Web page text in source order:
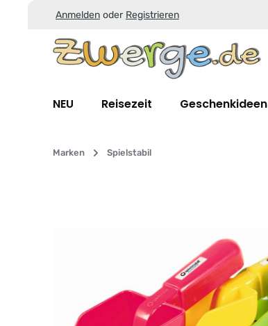
Zum Hauptinhalt springen
Zur Suche springen
Zur Hauptnavigation springen
Anmelden oder Registrieren
NEU Reisezeit Geschenkideen
Marken Spielstabil